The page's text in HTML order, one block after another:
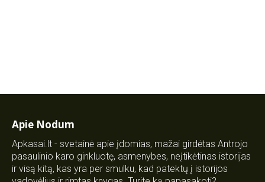
Apie Nodum
Apkasai.lt - svetainė apie įdomias, mažai girdėtas Antrojo
pasaulinio karo ginkluotę, asmenybes, neįtikėtinas istorijas
ir visą kitą, kas yra per smulku, kad patektų į istorijos